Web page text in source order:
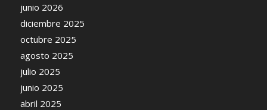
junio 2026
diciembre 2025
octubre 2025
agosto 2025
julio 2025
junio 2025
abril 2025